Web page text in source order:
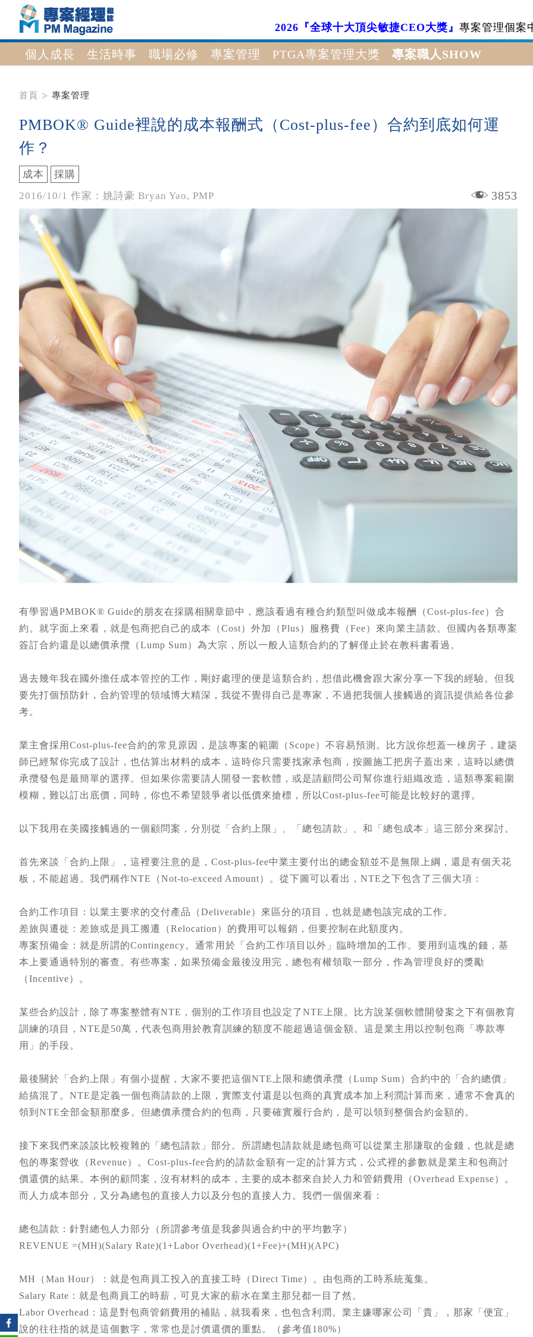
2026『全球十大頂尖敏捷CEO大獎』 專案管理個案
個人成長 生活時事 職場必修 專案管理 PTGA專案管理大獎 專案職人SHOW
首頁 專案管理
PMBOK® Guide裡說的成本報酬式（Cost-plus-fee）合約到底如何運
作？
成本
採購
2016/10/1 作家：姚詩豪 Bryan Yao, PMP
3853
有學習過PMBOK® Guide的朋友在採購相關章節中，應該看過有種合約類型叫做成本報酬（Cost-plus-fee）合
約。就字面上來看，就是包商把自己的成本（Cost）外加（Plus）服務費（Fee）來向業主請款。但國內各類專案
簽訂合約還是以總價承攬（Lump Sum）為大宗，所以一般人這類合約的了解僅止於在教科書看過。
過去幾年我在國外擔任成本管控的工作，剛好處理的便是這類合約，想借此機會跟大家分享一下我的經驗。但我
要先打個預防針，合約管理的領域博大精深，我從不覺得自己是專家，不過把我個人接觸過的資訊提供給各位參
考。
業主會採用Cost-plus-fee合約的常見原因，是該專案的範圍（Scope）不容易預測。比方說你想蓋一棟房子，建築
師已經幫你完成了設計，也估算出材料的成本，這時你只需要找家承包商，按圖施工把房子蓋出來，這時以總價
承攬發包是最簡單的選擇。但如果你需要請人開發一套軟體，或是請顧問公司幫你進行組織改造，這類專案範圍
模糊，難以訂出底價，同時，你也不希望競爭者以低價來搶標，所以Cost-plus-fee可能是比較好的選擇。
以下我用在美國接觸過的一個顧問案，分別從「合約上限」、「總包請款」、和「總包成本」這三部分來探討。
首先來談「合約上限」，這裡要注意的是，Cost-plus-fee中業主要付出的總金額並不是無限上綱，還是有個天花
板，不能超過。我們稱作NTE（Not-to-exceed Amount）。從下圖可以看出，NTE之下包含了三個大項：
合約工作項目：以業主要求的交付產品（Deliverable）來區分的項目，也就是總包該完成的工作。
差旅與遷徙：差旅或是員工搬遷（Relocation）的費用可以報銷，但要控制在此額度內。
專案預備金：就是所謂的Contingency。通常用於「合約工作項目以外」臨時增加的工作。要用到這塊的錢，基
本上要通過特別的審查。有些專案，如果預備金最後沒用完，總包有權領取一部分，作為管理良好的獎勵
（Incentive）。
某些合約設計，除了專案整體有NTE，個別的工作項目也設定了NTE上限。比方說某個軟體開發案之下有個教育
訓練的項目，NTE是50萬，代表包商用於教育訓練的額度不能超過這個金額。這是業主用以控制包商「專款專
用」的手段。
最後關於「合約上限」有個小提醒，大家不要把這個NTE上限和總價承攬（Lump Sum）合約中的「合約總價」
給搞混了。NTE是定義一個包商請款的上限，實際支付還是以包商的真實成本加上利潤計算而來，通常不會真的
領到NTE全部金額那麼多。但總價承攬合約的包商，只要確實履行合約，是可以領到整個合約金額的。
接下來我們來談談比較複雜的「總包請款」部分。所謂總包請款就是總包商可以從業主那賺取的金錢，也就是總
包的專案營收（Revenue）。Cost-plus-fee合約的請款金額有一定的計算方式，公式裡的參數就是業主和包商討
價還價的結果。本例的顧問案，沒有材料的成本，主要的成本都來自於人力和管銷費用（Overhead Expense）。
而人力成本部分，又分為總包的直接人力以及分包的直接人力。我們一個個來看：
總包請款：針對總包人力部分（所謂參考值是我參與過合約中的平均數字）
REVENUE =(MH)(Salary Rate)(1+Labor Overhead)(1+Fee)+(MH)(APC)
MH（Man Hour）：就是包商員工投入的直接工時（Direct Time）。由包商的工時系統蒐集。
Salary Rate：就是包商員工的時薪，可見大家的薪水在業主那兒都一目了然。
Labor Overhead：這是對包商管銷費用的補貼，就我看來，也包含利潤。業主嫌哪家公司「貴」，那家「便宜」
說的往往指的就是這個數字，常常也是討價還價的重點。（參考值180%）